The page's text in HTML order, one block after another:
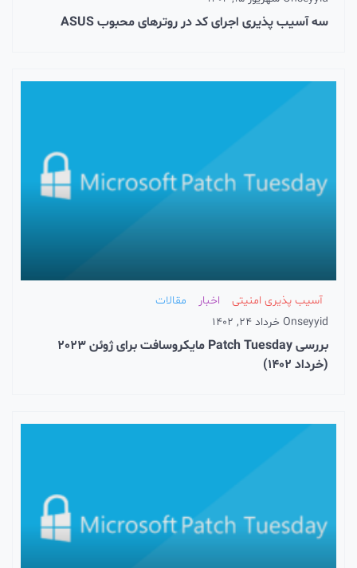
سه آسیب پذیری اجرای کد در روترهای محبوب ASUS
آسیب پذیری امنیتی اخبار
مقالات
seyyid
On خرداد 24, 1402
بررسی Patch Tuesday مایکروسافت برای ژوئن 2023
(خرداد 1402)